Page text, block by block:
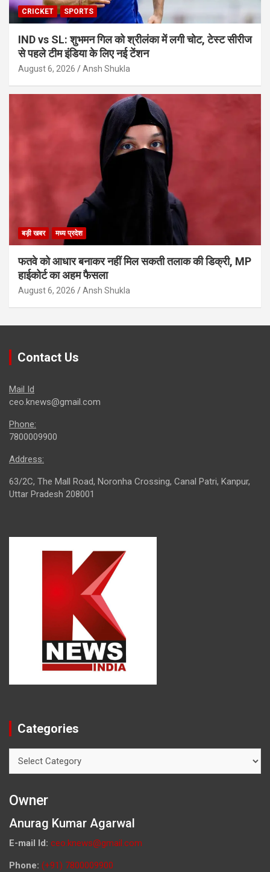
CRICKET SPORTS
IND vs SL: शुभमन गिल को श्रीलंका में लगी चोट, टेस्ट सीरीज
से पहले टीम इंडिया के लिए नई टेंशन
August 6, 2026 Ansh Shukla
बड़ी खबर मध्य प्रदेश
फतवे को आधार बनाकर नहीं मिल सकती तलाक की डिक्री, MP
हाईकोर्ट का अहम फैसला
August 6, 2026 Ansh Shukla
Contact Us
Mail Id
ceo.knews@gmail.com
Phone:
7800009900
Address:
63/2C, The Mall Road, Noronha Crossing, Canal Patri, Kanpur,
Uttar Pradesh 208001
Categories
Owner
Anurag Kumar Agarwal
E-mail Id: ceo.knews@gmail.com
Phone: (+91) 7800009900